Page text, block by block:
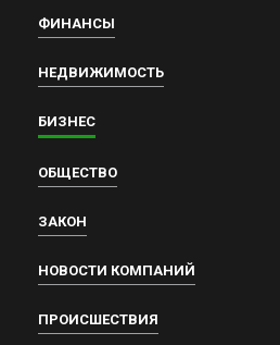
ФИНАНСЫ
НЕДВИЖИМОСТЬ
БИЗНЕС
ОБЩЕСТВО
ЗАКОН
НОВОСТИ КОМПАНИЙ
ПРОИСШЕСТВИЯ